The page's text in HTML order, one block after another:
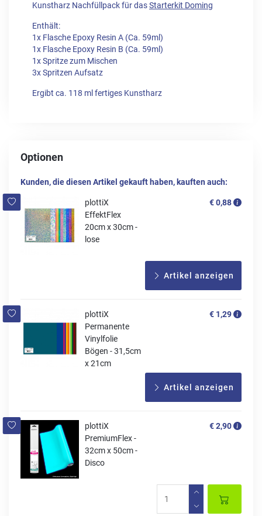
Kunstharz Nachfüllpack für dasStarterkit Doming
Enthält:
1x Flasche Epoxy Resin A (Ca. 59ml)
1x Flasche Epoxy Resin B (Ca. 59ml)
1x Spritze zum Mischen
3x Spritzen Aufsatz
Ergibt ca. 118 ml fertiges Kunstharz
Optionen
Kunden, die diesen Artikel gekauft haben, kauften auch:
plottiX
EffektFlex
20cm x 30cm -
lose
€ 0,88
Artikel anzeigen
plottiX
Permanente
Vinylfolie
Bögen - 31,5cm
x 21cm
€ 1,29
Artikel anzeigen
plottiX
PremiumFlex -
32cm x 50cm -
Disco
€ 2,90